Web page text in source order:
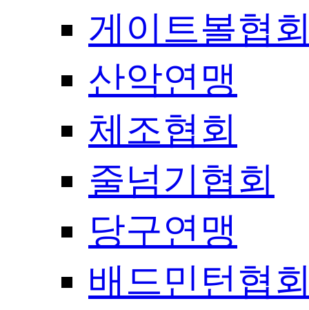
게이트볼협
산악연맹
체조협회
줄넘기협회
당구연맹
배드민턴협